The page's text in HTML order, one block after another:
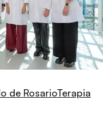
de RosarioTerapia